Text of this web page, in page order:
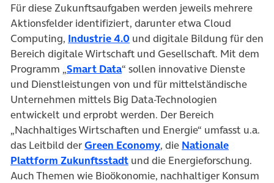
Für diese Zukunftsaufgaben werden jeweils mehrere
Aktionsfelder identifiziert, darunter etwa Cloud
Computing, Industrie 4.0 und digitale Bildung für den
Bereich digitale Wirtschaft und Gesellschaft. Mit dem
Programm „Smart Data“ sollen innovative Dienste
und Dienstleistungen von und für mittelständische
Unternehmen mittels Big Data-Technologien
entwickelt und erprobt werden. Der Bereich
„Nachhaltiges Wirtschaften und Energie“ umfasst u.a.
das Leitbild derGreen Economy, die Nationale
Plattform Zukunftsstadt und die Energieforschung.
Auch Themen wie Bioökonomie, nachhaltiger Konsum